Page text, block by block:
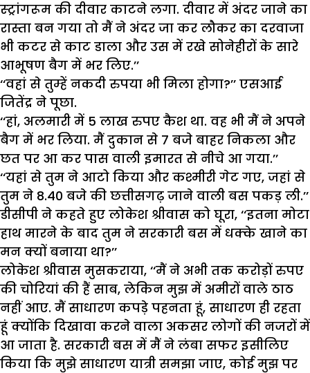
स्ट्रांगरूम की दीवार काटने लगा. दीवार में अंदर जाने का
रास्ता बन गया तो मैं ने अंदर जा कर लौकर का दरवाजा
भी कटर से काट डाला और उस में रखे सोनेहीरों के सारे
आभूषण बैग में भर लिए.’’
‘‘वहां से तुम्हें नकदी रुपया भी मिला होगा?’’ एसआई
जितेंद्र ने पूछा.
‘‘हां, अलमारी में 5 लाख रुपए कैश था. वह भी मैं ने अपने
बैग में भर लिया. मैं दुकान से 7 बजे बाहर निकला और
छत पर आ कर पास वाली इमारत से नीचे आ गया.’’
‘‘यहां से तुम ने आटो किया और कश्मीरी गेट गए, जहां से
तुम ने 8.40 बजे की छत्तीसगढ़ जाने वाली बस पकड़ ली.’’
डीसीपी ने कहते हुए लोकेश श्रीवास को घूरा, ‘‘इतना मोटा
हाथ मारने के बाद तुम ने सरकारी बस में धक्के खाने का
मन क्यों बनाया था?’’
लोकेश श्रीवास मुसकराया, ‘‘मैं ने अभी तक करोड़ों रुपए
की चोरियां की हैं साब, लेकिन मुझ में अमीरों वाले ठाठ
नहीं आए. मैं साधारण कपड़े पहनता हूं, साधारण ही रहता
हूं क्योंकि दिखावा करने वाला अकसर लोगों की नजरों में
आ जाता है. सरकारी बस में मैं ने लंबा सफर इसीलिए
किया कि मुझे साधारण यात्री समझा जाए, कोई मुझ पर